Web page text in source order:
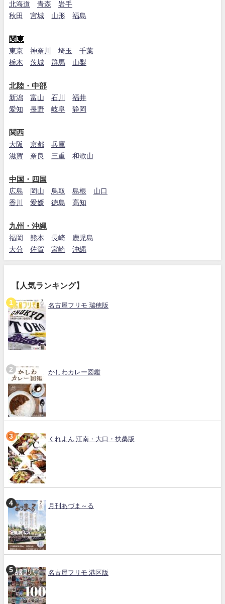
北海道 青森
岩手
秋田
宮城 山形 福島
関東
東京 神奈川 埼玉
千葉
栃木
茨城 群馬 山梨
北陸・中部
新潟 富山 石川
福井
愛知
長野 岐阜 静岡
関西
大阪 京都
兵庫
滋賀
奈良 三重 和歌山
中国・四国
広島 岡山 鳥取 島根
山口
香川
愛媛 徳島 高知
九州・沖縄
福岡 熊本 長崎
鹿児島
大分
佐賀 宮崎 沖縄
【人気ランキング】
名古屋フリモ 瑞穂版
かしわカレー図鑑
くれよん 江南・大口・扶桑版
月刊あづま～る
名古屋フリモ 港区版